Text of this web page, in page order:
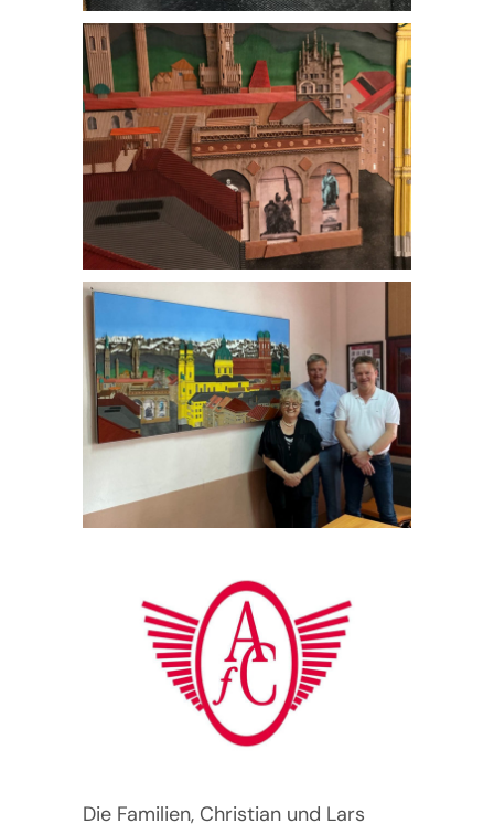
Die Familien, Christian und Lars